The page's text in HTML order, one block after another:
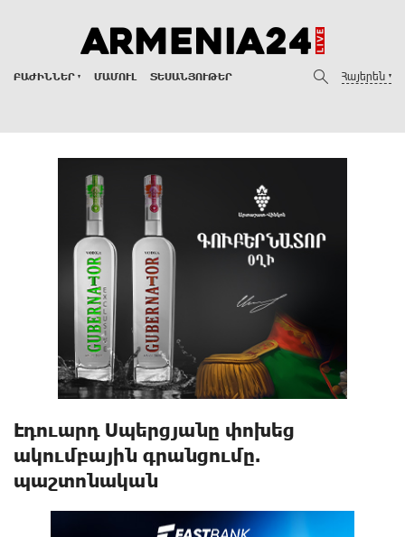
ԲԱԺԻՆՆԵՐ ՄԱՄՈՒԼ ՏԵՍԱՆՅՈՒԹԵՐ Հայերեն
Էդուարդ Սպերցյանը փոխեց
ակումբային գրանցումը.
պաշտոնական